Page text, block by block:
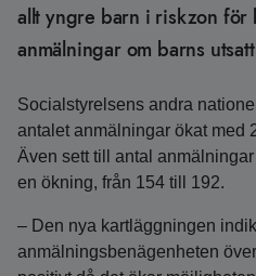
allt yngre barn i riskzon för
anmälningar om barns
Socialstyrelsens andra
antalet anmälningar ökat med
Även sett till antal
en ökning, från 154 till 192.
– Den nya kartläggningen
anmälningsbenägenheten